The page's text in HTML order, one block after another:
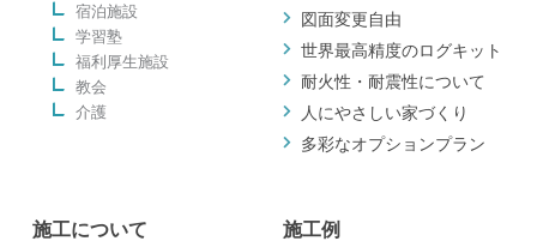
宿泊施設
学習塾
福利厚生施設
教会
介護
図面変更自由
世界最高精度のログキット
耐火性・耐震性について
人にやさしい家づくり
多彩なオプションプラン
施工について 施工例